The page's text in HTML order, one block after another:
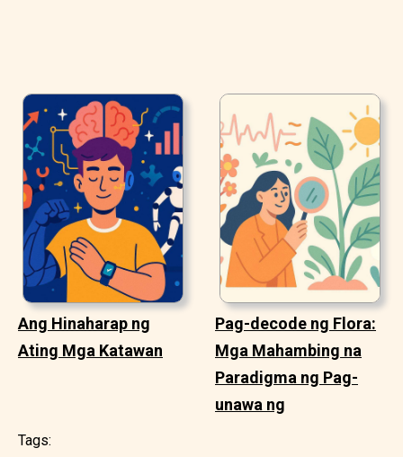
Ang Hinaharap ng
Ating Mga Katawan
Pag-decode ng Flora:
Mga Mahambing na
Paradigma ng Pag-
unawa ng
Tags: